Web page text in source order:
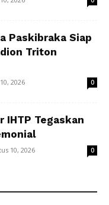
Paskibraka Siap
Triton
2026 0
IHTP Tegaskan
10, 2026 0